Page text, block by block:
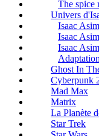
The spice
Univers
Isaac
Isaac
Isaac
Ghost In
Cyberpunk
Mad Max
Matrix
La Planète
Star Trek